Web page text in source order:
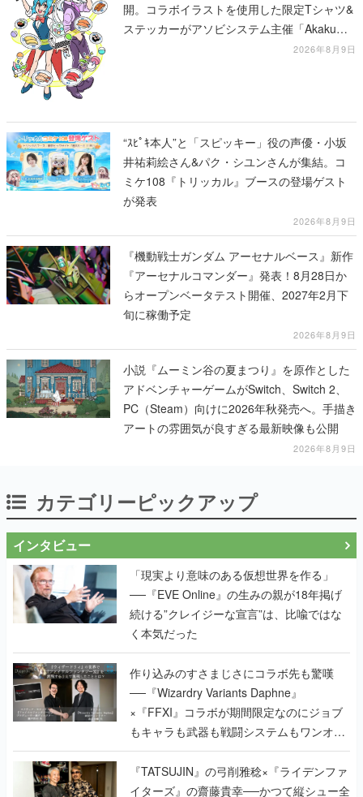
開。コラボイラストを使用した限定Tシャツ&
ステッカーがアソビシステム主催「Akaku
2026年8月9日
“ｽﾋﾟｷ本人”と「スピッキー」役の声優・小坂
井祐莉絵さん&パク・シユンさんが集結。コ
ミケ108『トリッカル』ブースの登場ゲスト
が発表
2026年8月9日
『機動戦士ガンダム アーセナルベース』新作
『アーセナルコマンダー』発表！8月28日か
らオープンベータテスト開催、2027年2月下
旬に稼働予定
2026年8月9日
小説『ムーミン谷の夏まつり』を原作とした
アドベンチャーゲームがSwitch、Switch 2、
PC（Steam）向けに2026年秋発売へ。手描き
アートの雰囲気が良すぎる最新映像も公開
2026年8月9日
カテゴリーピックアップ
インタビュー
「現実より意味のある仮想世界を作る」
──『EVE Online』の生みの親が18年掲げ
続ける”クレイジーな宣言”は、比喩ではな
く本気だった
作り込みのすさまじさにコラボ先も驚嘆
──『Wizardry Variants Daphne』
×『FFXI』コラボが期間限定なのにジョブ
もキャラも武器も戦闘システムもワンオフ
で作り込まれた理由を両ディレクターに聞
く
『TATSUJIN』の弓削雅稔×『ライデンファ
イターズ』の齋藤貴幸──かつて縦シュー全